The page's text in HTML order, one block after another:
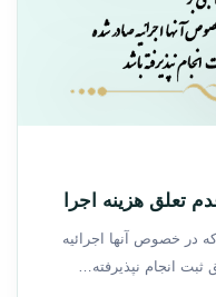
تعلق هزینه اجرا
در خصوص آنها اجرائیه
انجام نپذیرفته…